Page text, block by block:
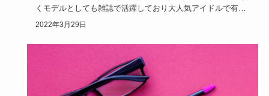
くモデルとしても雑誌で活躍しており大人気アイドルで有名
ですね。今回…
2022年3月29日